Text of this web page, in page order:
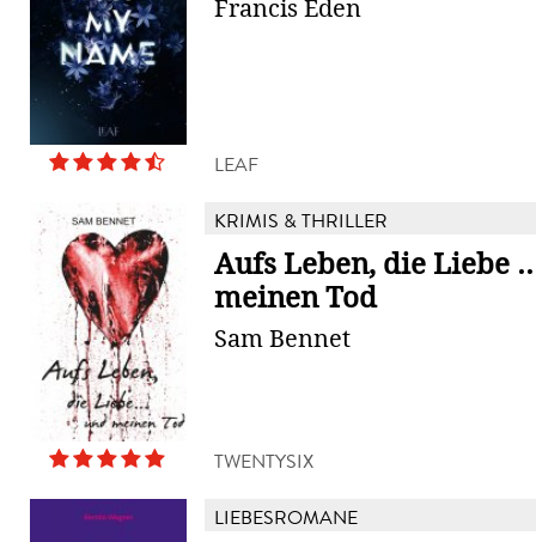
Francis Eden
LEAF
KRIMIS & THRILLER
Aufs Leben, die Liebe
meinen Tod
Sam Bennet
TWENTYSIX
LIEBESROMANE